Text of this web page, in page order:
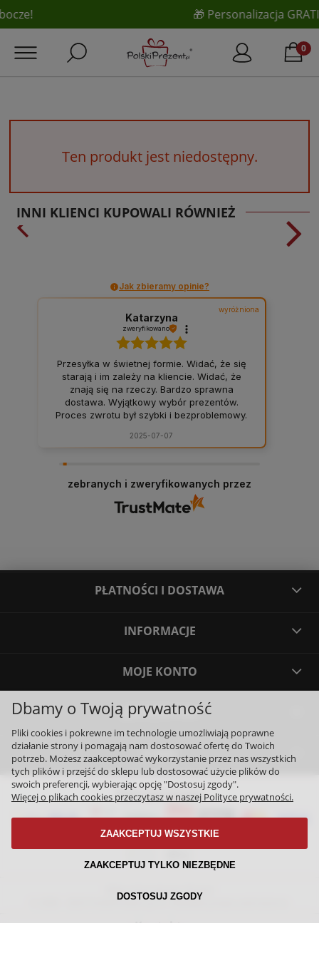
🎁 Personalizacja GRATIS!
Ten produkt jest niedostępny.
INNI KLIENCI KUPOWALI RÓWNIEŻ
Jak zbieramy opinie?
wyróżniona
Katarzyna
zweryfikowano
Przesyłka w świetnej formie. Widać, że się
starają i im zależy na kliencie. Widać, że
znają się na rzeczy. Bardzo sprawna
dostawa. Wyjątkowy wybór prezentów.
Proces zwrotu był szybki i bezproblemowy.
każdemu. 👍
2025-07-07
zebranych i zweryfikowanych przez
PŁATNOŚCI I DOSTAWA
INFORMACJE
MOJE KONTO
JESTEŚMY NA
O NAS
Nasi partnerzy:
Sklep internetowy Shoper
© 2006 - 2025 PolskiPrezent.pl ®. Wszelkie prawa zastrzeżone.
Kontakt:
Dbamy o Twoją prywatność
Pliki cookies i pokrewne im technologie umożliwiają poprawne
działanie strony i pomagają nam dostosować ofertę do Twoich
potrzeb. Możesz zaakceptować wykorzystanie przez nas wszystkich
tych plików i przejść do sklepu lub dostosować użycie plików do
swoich preferencji, wybierając opcję "Dostosuj zgody".
Więcej o plikach cookies przeczytasz w naszej Polityce prywatności.
ZAAKCEPTUJ TYLKO NIEZBĘDNE
DOSTOSUJ ZGODY
ZAAKCEPTUJ WSZYSTKIE